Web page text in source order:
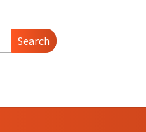
Search